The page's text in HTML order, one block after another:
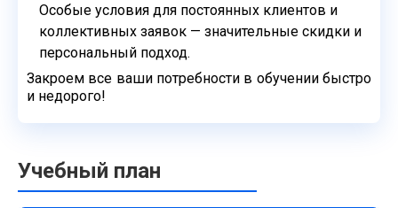
Особые условия для постоянных клиентов и
коллективных заявок — значительные скидки и
персональный подход.
Закроем все ваши потребности в обучении быстро
и недорого!
Учебный план